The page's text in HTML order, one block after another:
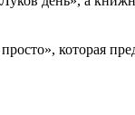
просто», которая